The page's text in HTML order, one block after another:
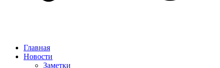
Главная
Новости
Заметки